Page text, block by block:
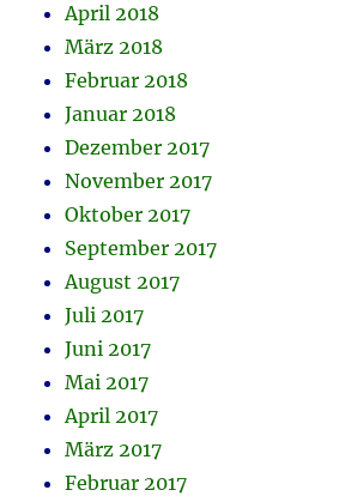
April 2018
März 2018
Februar 2018
Januar 2018
Dezember 2017
November 2017
Oktober 2017
September 2017
August 2017
Juli 2017
Juni 2017
Mai 2017
April 2017
März 2017
Februar 2017